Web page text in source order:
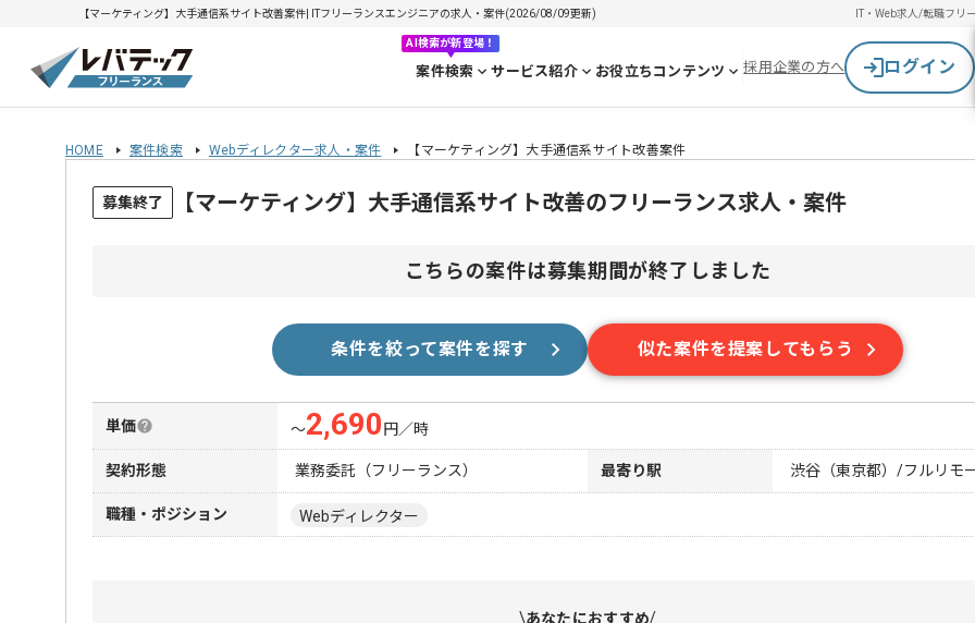
【マーケティング】大手通信系サイト改善案件| ITフリーランスエンジニアの求人・案件(2026/08/09更新) IT・Web求人/転職フリ
AI検索が新登場！
案件検索 サービス紹介 お役立ちコンテンツ 採用企業の方へ ログイン
HOME 案件検索 Webディレクター求人・案件 【マーケティング】大手通信系サイト改善案件
募集終了 【マーケティング】大手通信系サイト改善のフリーランス求人・案件
こちらの案件は募集期間が終了しました
条件を絞って案件を探す 似た案件を提案してもらう
単価 〜2,690 円／時
契約形態 業務委託（フリーランス） 最寄り駅 渋谷（東京都）/フルリモ
職種・ポジション Webディレクター
あなたにおすすめ